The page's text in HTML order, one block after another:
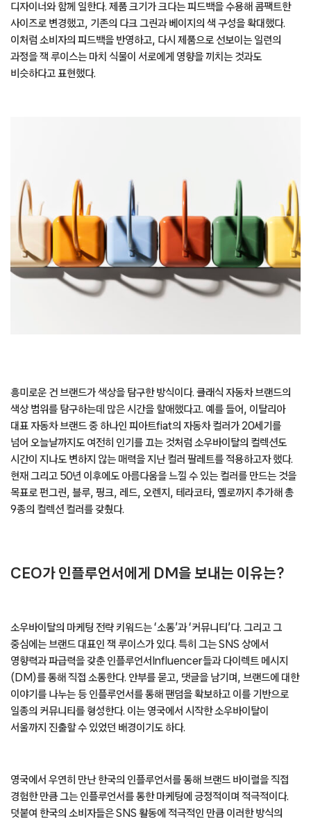
디자이너와 함께 일한다. 제품 크기가 크다는 피드백을 수용해 콤팩트한
사이즈로 변경했고, 기존의 다크 그린과 베이지의 색 구성을 확대했다.
이처럼 소비자의 피드백을 반영하고, 다시 제품으로 선보이는 일련의
과정을 잭 루이스는 마치 식물이 서로에게 영향을 끼치는 것과도
비슷하다고 표현했다.
흥미로운 건 브랜드가 색상을 탐구한 방식이다. 클래식 자동차 브랜드의
색상 범위를 탐구하는데 많은 시간을 할애했다고. 예를 들어, 이탈리아
대표 자동차 브랜드 중 하나인 피아트fiat의 자동차 컬러가 20세기를
넘어 오늘날까지도 여전히 인기를 끄는 것처럼 소우바이탈의 컬렉션도
시간이 지나도 변하지 않는 매력을 지난 컬러 팔레트를 적용하고자 했다.
현재 그리고 50년 이후에도 아름다움을 느낄 수 있는 컬러를 만드는 것을
목표로 펀그린, 블루, 핑크, 레드, 오렌지, 테라코타, 옐로까지 추가해 총
9종의 컬렉션 컬러를 갖췄다.
CEO가 인플루언서에게 DM을 보내는 이유는?
소우바이탈의 마케팅 전략 키워드는 ‘소통’과 ‘커뮤니티’다. 그리고 그
중심에는 브랜드 대표인 잭 루이스가 있다. 특히 그는 SNS 상에서
영향력과 파급력을 갖춘 인플루언서Influencer들과 다이렉트 메시지
(DM)를 통해 직접 소통한다. 안부를 묻고, 댓글을 남기며, 브랜드에 대한
이야기를 나누는 등 인플루언서를 통해 팬덤을 확보하고 이를 기반으로
일종의 커뮤니티를 형성한다. 이는 영국에서 시작한 소우바이탈이
서울까지 진출할 수 있었던 배경이기도 하다.
영국에서 우연히 만난 한국의 인플루언서를 통해 브랜드 바이럴을 직접
경험한 만큼 그는 인플루언서를 통한 마케팅에 긍정적이며 적극적이다.
덧붙여 한국의 소비자들은 SNS 활동에 적극적인 만큼 이러한 방식의